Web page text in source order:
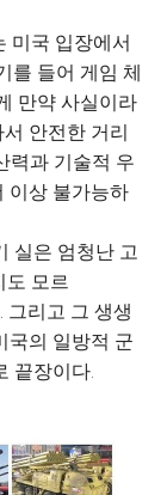
미국 입장에서
를 들어 게임 체
만약 사실이라
안전한 거리
력과 기술적 우
이상 불가능하
실은 엄청난 고
도 모르
그리고 그 생생
국의 일방적 군
끝장이다.